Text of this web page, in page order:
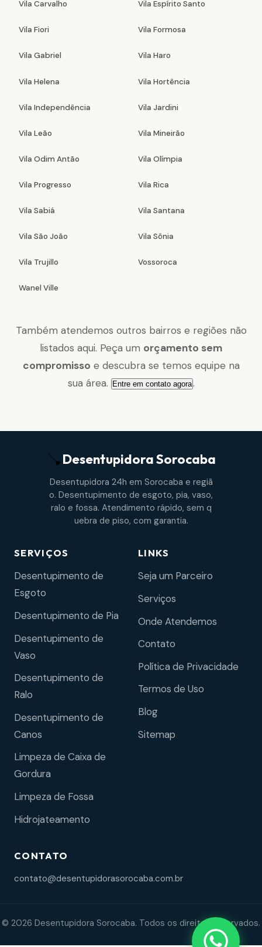
Vila Carvalho Vila Espírito Santo
Vila Fiori Vila Formosa
Vila Gabriel Vila Haro
Vila Helena Vila Hortência
Vila Independência Vila Jardini
Vila Leão Vila Mineirão
Vila Odim Antão Vila Olímpia
Vila Progresso Vila Rica
Vila Sabiá Vila Santana
Vila São João Vila Sônia
Vila Trujillo Vossoroca
Wanel Ville
Também atendemos outros bairros e regiões não
listados aqui. Peça um orçamento sem
compromisso e descubra se temos equipe na
sua área. Entre em contato agora.
DesentupidoraSorocaba
Desentupidora 24h em Sorocaba e regiã
o. Desentupimento de esgoto, pia, vaso,
ralo e fossa. Atendimento rápido, sem q
uebra de piso, com garantia.
SERVIÇOS
Desentupimento de
Esgoto
Desentupimento de Pia
Desentupimento de
Vaso
Desentupimento de
Ralo
Desentupimento de
Canos
Limpeza de Caixa de
Gordura
Limpeza de Fossa
Hidrojateamento
LINKS
Seja um Parceiro
Serviços
Onde Atendemos
Contato
Política de Privacidade
Termos de Uso
Blog
Sitemap
CONTATO
contato@desentupidorasorocaba.com.br
© 2026 Desentupidora Sorocaba. Todos os direitos reservados.